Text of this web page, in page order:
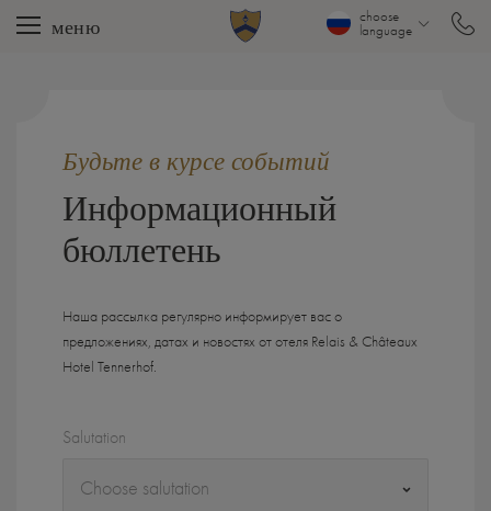
меню
choose
language
Будьте в курсе событий
Информационный
бюллетень
Наша рассылка регулярно информирует вас о
предложениях, датах и ​​новостях от отеля Relais & Châteaux
Hotel Tennerhof.
Salutation